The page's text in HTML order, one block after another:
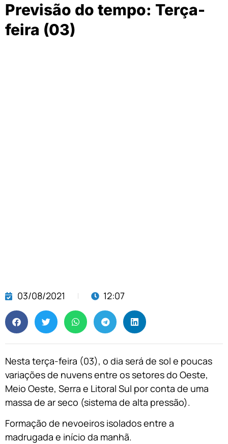
Previsão do tempo: Terça-
feira (03)
03/08/2021 12:07
Nesta terça-feira (03), o dia será de sol e poucas
variações de nuvens entre os setores do Oeste,
Meio Oeste, Serra e Litoral Sul por conta de uma
massa de ar seco (sistema de alta pressão).
Formação de nevoeiros isolados entre a
madrugada e início da manhã.